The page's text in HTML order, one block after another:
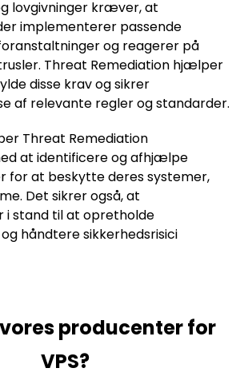
lovgivninger kræver, at
implementerer passende
og reagerer på
Threat Remediation hjælper
disse krav og sikrer
af relevante regler og standarder.
Threat Remediation
at identificere og afhjælpe
for at beskytte deres systemer,
Det sikrer også, at
i stand til at opretholde
håndtere sikkerhedsrisici
producenter for
VPS?